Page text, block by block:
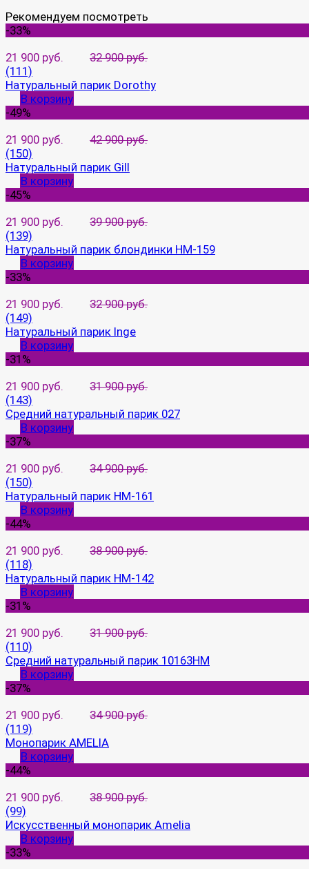
Рекомендуем посмотреть
-33%
21 900 руб.
32 900 руб.
(111)
Натуральный парик Dorothy
В корзину
-49%
21 900 руб.
42 900 руб.
(150)
Натуральный парик Gill
В корзину
-45%
21 900 руб.
39 900 руб.
(139)
Натуральный парик блондинки HM-159
В корзину
-33%
21 900 руб.
32 900 руб.
(149)
Натуральный парик Inge
В корзину
-31%
21 900 руб.
31 900 руб.
(143)
Средний натуральный парик 027
В корзину
-37%
21 900 руб.
34 900 руб.
(150)
Натуральный парик HM-161
В корзину
-44%
21 900 руб.
38 900 руб.
(118)
Натуральный парик HM-142
В корзину
-31%
21 900 руб.
31 900 руб.
(110)
Средний натуральный парик 10163HM
В корзину
-37%
21 900 руб.
34 900 руб.
(119)
Монопарик AMELIA
В корзину
-44%
21 900 руб.
38 900 руб.
(99)
Искусственный монопарик Amelia
В корзину
-33%